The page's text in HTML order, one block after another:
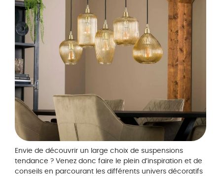
Envie de découvrir un large choix de suspensions
tendance ? Venez donc faire le plein d’inspiration et de
conseils en parcourant les différents univers décoratifs